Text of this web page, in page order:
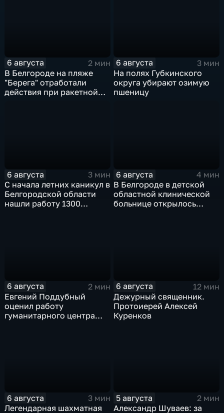
6 августа
2 мин
В Белгороде на пляже
"Берега" отработали
действия при ракетной
6 августа
3 мин
На полях Губкинского
округа убирают озимую
пшеницу
6 августа
3 мин
С начала летних каникул в
Белгородской области
нашли работу 1300
6 августа
4 мин
В Белгороде в детской
областной клинической
больнице открылось
6 августа
2 мин
Евгений Поддубный
оценил работу
гуманитарного центра
6 августа
12 мин
Дежурный священник.
Протоиерей Алексей
Куренков
6 августа
3 мин
Легендарная шахматная
5 августа
2 мин
Александр Шуваев: за